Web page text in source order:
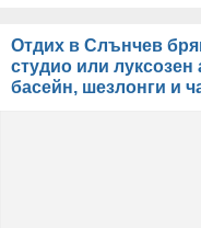
Отдих в Слънчев
студио или
басейн, шезлонги и